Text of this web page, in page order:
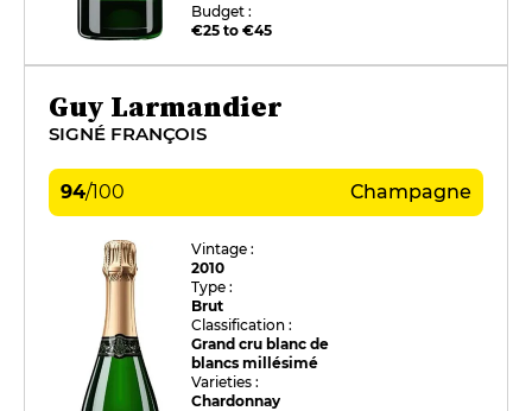
Budget :
€25 to €45
Guy Larmandier
SIGNÉ FRANÇOIS
94/100 Champagne
Vintage :
2010
Type :
Brut
Classification :
Grand cru blanc de
blancs millésimé
Varieties :
Chardonnay